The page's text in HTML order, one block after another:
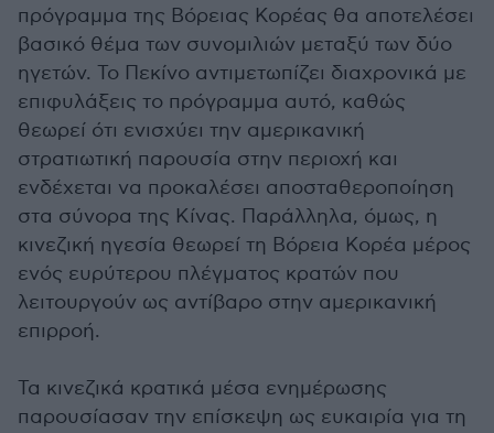
πρόγραμμα της Βόρειας Κορέας θα αποτελέσει
βασικό θέμα των συνομιλιών μεταξύ των δύο
ηγετών. Το Πεκίνο αντιμετωπίζει διαχρονικά με
επιφυλάξεις το πρόγραμμα αυτό, καθώς
θεωρεί ότι ενισχύει την αμερικανική
στρατιωτική παρουσία στην περιοχή και
ενδέχεται να προκαλέσει αποσταθεροποίηση
στα σύνορα της Κίνας. Παράλληλα, όμως, η
κινεζική ηγεσία θεωρεί τη Βόρεια Κορέα μέρος
ενός ευρύτερου πλέγματος κρατών που
λειτουργούν ως αντίβαρο στην αμερικανική
επιρροή.
Τα κινεζικά κρατικά μέσα ενημέρωσης
παρουσίασαν την επίσκεψη ως ευκαιρία για τη